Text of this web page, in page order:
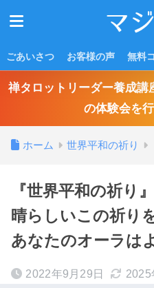
ごあいさつ お客様の声 無料
禅タロットリーダー養成講
の体験会を
ホーム 世界平和の祈り
『世界平和の祈り
晴らしいこの祈り
あなたのオーラは
2022年9月29日 2025